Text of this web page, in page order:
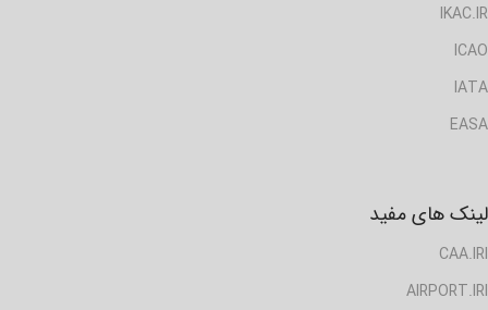
IKAC.IR
ICAO
IATA
EASA
لینک های مفید
CAA.IRI
AIRPORT.IRI